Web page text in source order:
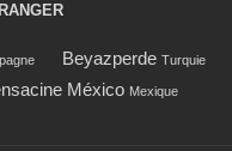
Beyazperde Turquie
México Mexique